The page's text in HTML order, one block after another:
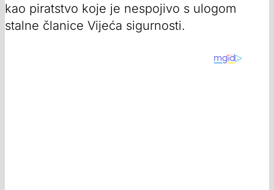
kao piratstvo koje je nespojivo s ulogom
stalne članice Vijeća sigurnosti.